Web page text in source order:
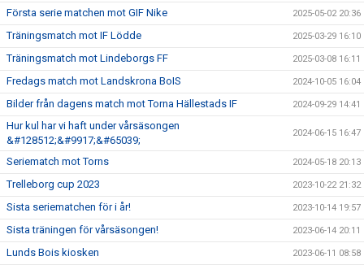
Första serie matchen mot GIF Nike 2025-05-02 20:36
Träningsmatch mot IF Lödde 2025-03-29 16:10
Träningsmatch mot Lindeborgs FF 2025-03-08 16:11
Fredags match mot Landskrona BoIS 2024-10-05 16:04
Bilder från dagens match mot Torna Hällestads IF 2024-09-29 14:41
Hur kul har vi haft under vårsäsongen
&#128512;&#9917;&#65039;
2024-06-15 16:47
Seriematch mot Torns 2024-05-18 20:13
Trelleborg cup 2023 2023-10-22 21:32
Sista seriematchen för i år! 2023-10-14 19:57
Sista träningen för vårsäsongen! 2023-06-14 20:11
Lunds Bois kiosken 2023-06-11 08:58